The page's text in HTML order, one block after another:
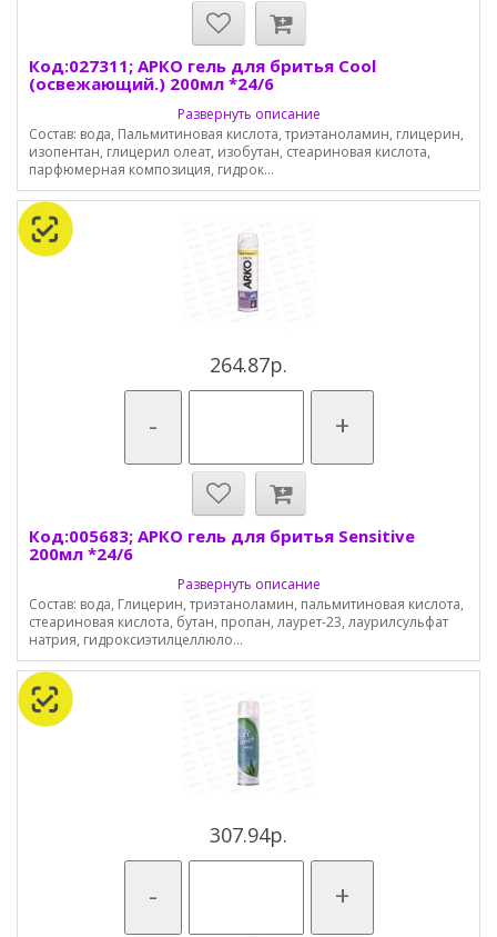
Код:027311; АРКО гель для бритья Cool
(освежающий.) 200мл *24/6
Развернуть описание
Состав: вода, Пальмитиновая кислота, триэтаноламин, глицерин,
изопентан, глицерил олеат, изобутан, стеариновая кислота,
парфюмерная композиция, гидрок...
264.87р.
- +
Код:005683; АРКО гель для бритья Sensitive
200мл *24/6
Развернуть описание
Состав: вода, Глицерин, триэтаноламин, пальмитиновая кислота,
стеариновая кислота, бутан, пропан, лаурет-23, лаурилсульфат
натрия, гидроксиэтилцеллюло...
307.94р.
- +